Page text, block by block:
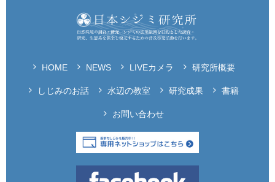
HOME NEWS LIVEカメラ 研究所概要
しじみのお話 水辺の教室 研究成果 書籍
お問い合わせ